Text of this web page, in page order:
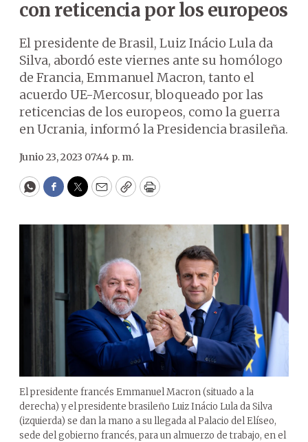
con reticencia por los europeos
El presidente de Brasil, Luiz Inácio Lula da
Silva, abordó este viernes ante su homólogo
de Francia, Emmanuel Macron, tanto el
acuerdo UE-Mercosur, bloqueado por las
reticencias de los europeos, como la guerra
en Ucrania, informó la Presidencia brasileña.
Junio 23, 2023 07:44 p. m.
WhatsApp
Facebook
Twitter
EmailCopyPrint
El presidente francés Emmanuel Macron (situado a la
derecha) y el presidente brasileño Luiz Inácio Lula da Silva
(izquierda) se dan la mano a su llegada al Palacio del Elíseo,
sede del gobierno francés, para un almuerzo de trabajo, en el